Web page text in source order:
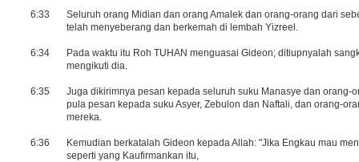
6:33
Seluruh orang Midian dan orang Amalek dan orang-orang dari
telah menyeberang dan berkemah di lembah Yizreel.
6:34
Pada waktu itu Roh TUHAN menguasai Gideon; ditiupnyalah
mengikuti dia.
6:35
Juga dikirimnya pesan kepada seluruh suku Manasye dan
pula pesan kepada suku Asyer, Zebulon dan Naftali, dan orang-
mereka.
6:36
Kemudian berkatalah Gideon kepada Allah: "Jika Engkau mau
seperti yang Kaufirmankan itu,